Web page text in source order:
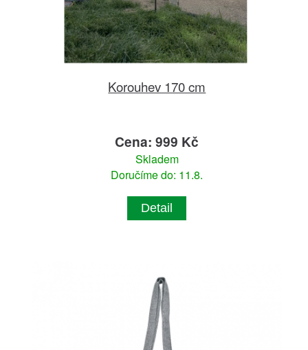
Korouhev 170 cm
Cena: 999 Kč
Skladem
Doručíme do: 11.8.
Detail